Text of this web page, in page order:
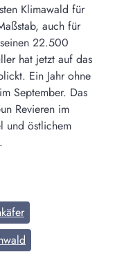
Klimawald für
auch für
22.500
hat jetzt auf das
Ein Jahr ohne
September. Das
Revieren im
und östlichem